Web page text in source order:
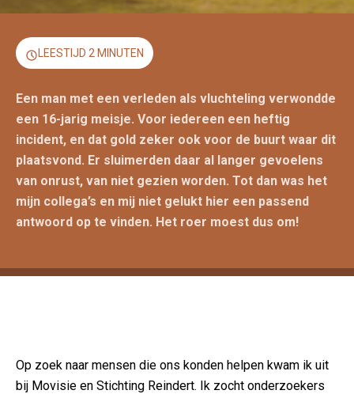
LEESTIJD 2 MINUTEN
Een man met een verleden als vluchteling verwondde
een 16-jarig meisje. Voor iedereen een heftig
incident, en dat gold zeker ook voor de buurt waar dit
plaatsvond. Er sluimerden daar al langer gevoelens
van onrust, van niet gezien worden. Tot dan was het
mijn collega’s en mij niet gelukt hier een passend
antwoord op te vinden. Het roer moest dus om!
Op zoek naar mensen die ons konden helpen kwam ik uit
bij Movisie en Stichting Reindert. Ik zocht onderzoekers